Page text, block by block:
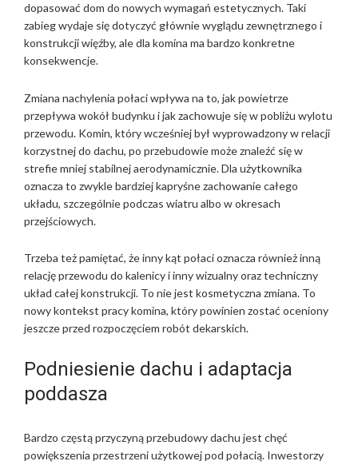
R
S
U
T
Z
B
I
E
T
dopasować dom do nowych wymagań estetycznych. Taki
zabieg wydaje się dotyczyć głównie wyglądu zewnętrznego i
konstrukcji więźby, ale dla komina ma bardzo konkretne
konsekwencje.
Zmiana nachylenia połaci wpływa na to, jak powietrze
przepływa wokół budynku i jak zachowuje się w pobliżu wylotu
przewodu. Komin, który wcześniej był wyprowadzony w relacji
korzystnej do dachu, po przebudowie może znaleźć się w
strefie mniej stabilnej aerodynamicznie. Dla użytkownika
oznacza to zwykle bardziej kapryśne zachowanie całego
układu, szczególnie podczas wiatru albo w okresach
przejściowych.
Trzeba też pamiętać, że inny kąt połaci oznacza również inną
relację przewodu do kalenicy i inny wizualny oraz techniczny
układ całej konstrukcji. To nie jest kosmetyczna zmiana. To
nowy kontekst pracy komina, który powinien zostać oceniony
jeszcze przed rozpoczęciem robót dekarskich.
Podniesienie dachu i adaptacja
poddasza
Bardzo częstą przyczyną przebudowy dachu jest chęć
powiększenia przestrzeni użytkowej pod połacią. Inwestorzy